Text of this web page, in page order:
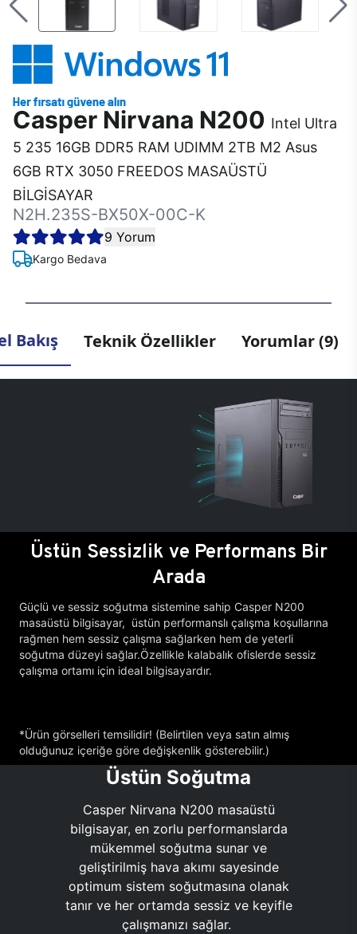
Casper Nirvana N200 Intel Ultra
5 235 16GB DDR5 RAM UDIMM 2TB M2 Asus
6GB RTX 3050 FREEDOS MASAÜSTÜ
BİLGİSAYAR
N2H.235S-BX50X-00C-K
9 Yorum
Kargo Bedava
Bakış Teknik Özellikler Yorumlar (9)
Üstün Sessizlik ve Performans Bir
Arada
Güçlü ve sessiz soğutma sistemine sahip Casper N200
masaüstü bilgisayar, üstün performanslı çalışma koşullarına
rağmen hem sessiz çalışma sağlarken hem de yeterli
soğutma düzeyi sağlar.Özellikle kalabalık ofislerde sessiz
çalışma ortamı için ideal bilgisayardır.
*Ürün görselleri temsilidir! (Belirtilen veya satın almış
olduğunuz içeriğe göre değişkenlik gösterebilir.)
Üstün Soğutma
Casper Nirvana N200 masaüstü
bilgisayar, en zorlu performanslarda
mükemmel soğutma sunar ve
geliştirilmiş hava akımı sayesinde
optimum sistem soğutmasına olanak
tanır ve her ortamda sessiz ve keyifle
çalışmanızı sağlar.